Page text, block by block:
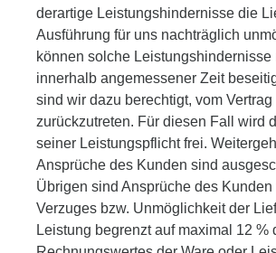
derartige Leistungshindernisse die
Ausführung für uns nachträglich
können solche Leistungshindernisse
innerhalb angemessener Zeit
sind wir dazu berechtigt, vom Vertrag
zurückzutreten. Für diesen Fall wird
seiner Leistungspflicht frei.
Ansprüche des Kunden sind
Übrigen sind Ansprüche des Kunden
Verzuges bzw. Unmöglichkeit der
Leistung begrenzt auf maximal 12 %